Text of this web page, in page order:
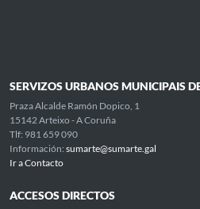
SERVIZOS URBANOS MUNICIPAIS
Praza Alcalde Ramón Dopico, 1
15142 Arteixo - A Coruña
Tlf: 981 659 090
Información: sumarte@sumarte.gal
Ir a Contacto
ACCESOS DIRECTOS